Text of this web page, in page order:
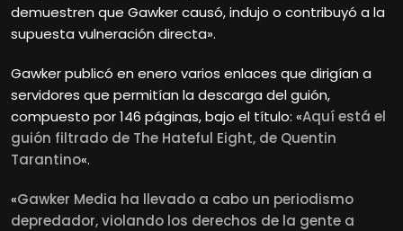
demuestren que Gawker causó, indujo o contribuyó a la
supuesta vulneración directa».
Gawker publicó en enero varios enlaces que dirigían a
servidores que permitían la descarga del guión,
compuesto por 146 páginas, bajo el título: «Aquí está el
guión filtrado de The Hateful Eight, de Quentin
Tarantino«.
«Gawker Media ha llevado a cabo un periodismo
depredador, violando los derechos de la gente a